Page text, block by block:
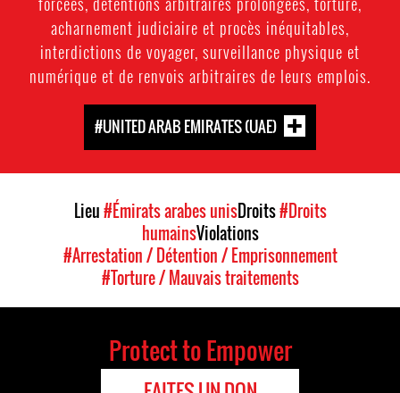
acharnement judiciaire et procès inéquitables,
interdictions de voyager, surveillance physique et
numérique et de renvois arbitraires de leurs emplois.
#UNITED ARAB EMIRATES (UAE)
Lieu#Émirats arabes unisDroits#Droits
humainsViolations
#Arrestation / Détention / Emprisonnement
#Torture / Mauvais traitements
Protect to Empower